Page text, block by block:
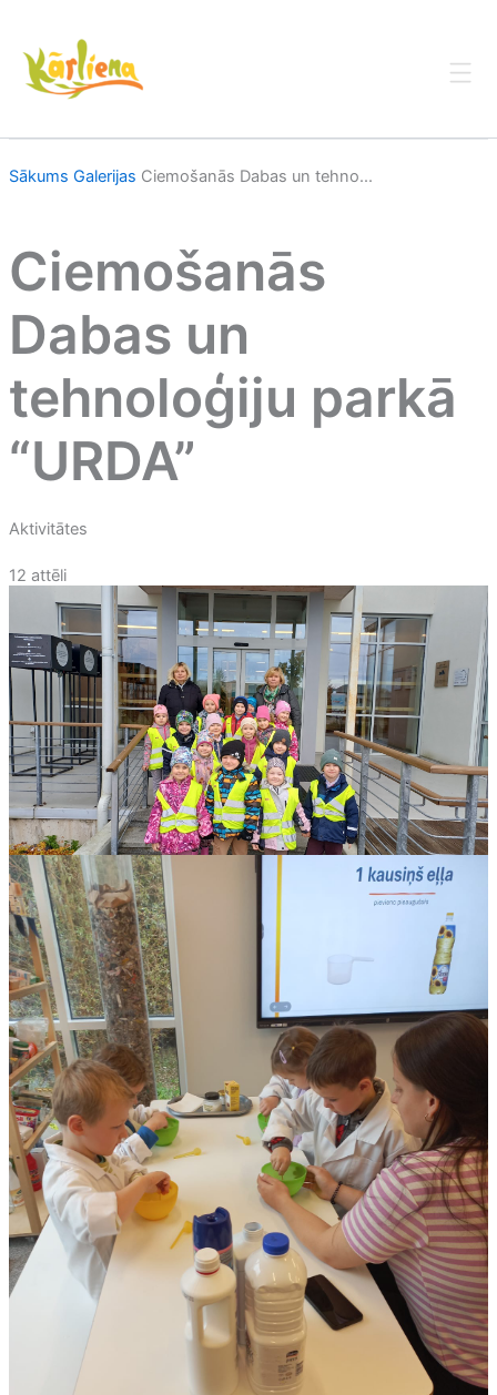
content
Sākums Galerijas Ciemošanās Dabas un tehno...
Ciemošanās
Dabas un
tehnoloģiju parkā
“URDA”
Aktivitātes
12 attēli